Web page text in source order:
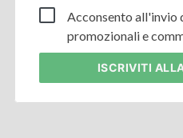
Acconsento all'invio
promozionali e
ISCRIVITI